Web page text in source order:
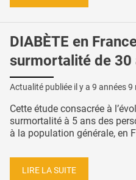
DIABÈTE en
surmortalité de 30
Actualité publiée il y a 9 années 9
Cette étude consacrée à
surmortalité à 5 ans des
à la population générale, en
LIRE LA SUITE